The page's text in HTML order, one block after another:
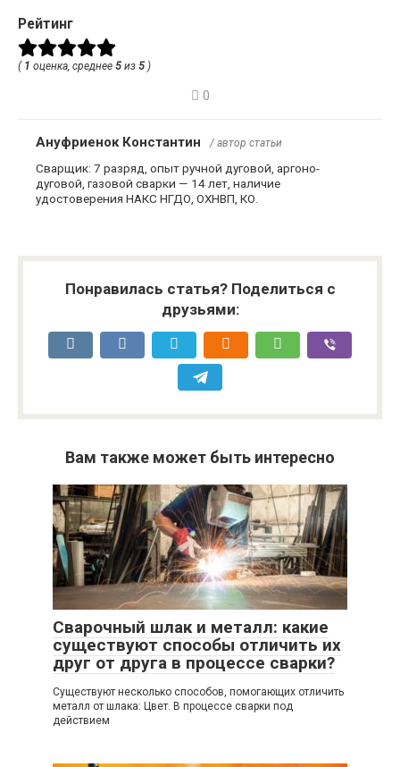
Рейтинг
( 1 оценка, среднее 5 из 5 )
0
Ануфриенок Константин / автор статьи
Сварщик: 7 разряд, опыт ручной дуговой, аргоно-
дуговой, газовой сварки — 14 лет, наличие
удостоверения НАКС НГДО, ОХНВП, КО.
Понравилась статья? Поделиться с
друзьями:
Вам также может быть интересно
Сварочный шлак и металл: какие
существуют способы отличить их
друг от друга в процессе сварки?
Существуют несколько способов, помогающих отличить
металл от шлака: Цвет. В процессе сварки под
действием